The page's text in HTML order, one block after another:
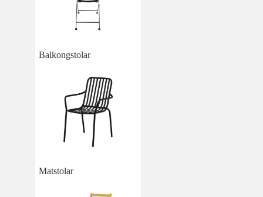
Balkongstolar
Matstolar